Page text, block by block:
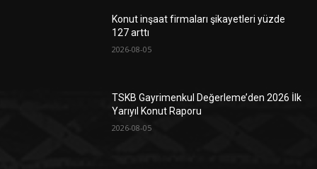
Konut inşaat firmaları şikayetleri yüzde
127 arttı
2026-08-05
TSKB Gayrimenkul Değerleme’den 2026 İlk
Yarıyıl Konut Raporu
2026-08-05